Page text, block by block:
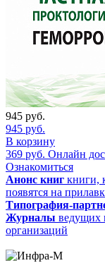
945 руб.
945 руб.
В корзину
369 руб. Онлайн
Ознакомиться
Анонс книг книги,
появятся на
Типография-
Журналы ведущих
организаций